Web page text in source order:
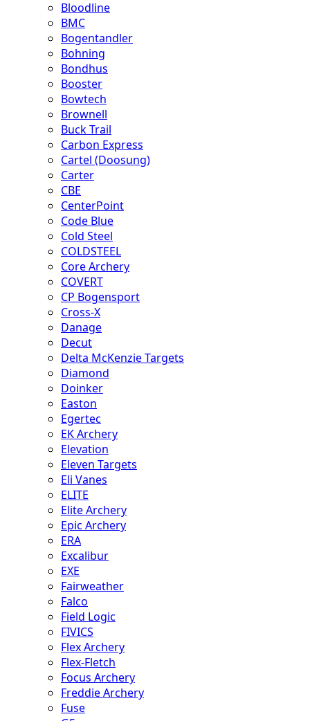
Bloodline
BMC
Bogentandler
Bohning
Bondhus
Booster
Bowtech
Brownell
Buck Trail
Carbon Express
Cartel (Doosung)
Carter
CBE
CenterPoint
Code Blue
Cold Steel
COLDSTEEL
Core Archery
COVERT
CP Bogensport
Cross-X
Danage
Decut
Delta McKenzie Targets
Diamond
Doinker
Easton
Egertec
EK Archery
Elevation
Eleven Targets
Eli Vanes
ELITE
Elite Archery
Epic Archery
ERA
Excalibur
EXE
Fairweather
Falco
Field Logic
FIVICS
Flex Archery
Flex-Fletch
Focus Archery
Freddie Archery
Fuse